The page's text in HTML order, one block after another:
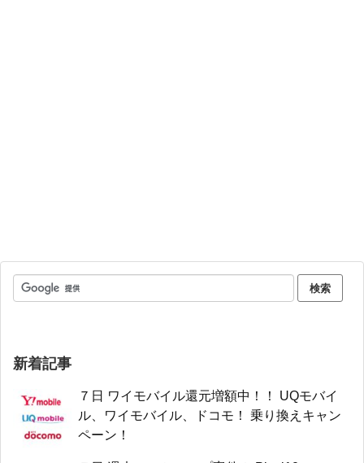
新着記事
７日 ワイモバイル還元増額中！！ UQモバイ
ル、ワイモバイル、ドコモ！ 乗り換えキャン
ペーン！